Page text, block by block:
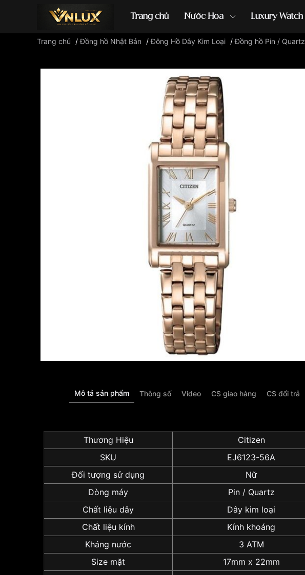
Trang chủ Nước Hoa Luxury Watch
Đồng hồ casio đồng hồ G-Shock đồng hồ
Trang chủ /Đồng hồ Nhật Bản /Đông Hồ Dây Kim Loại /Đồng hồ Pin / Quartz
Mô tả sản phẩm Thông số Video CS giao hàng CS đổi trả
Thương Hiệu
Citizen
SKU
EJ6123-56A
Đối tượng sử dụng
Nữ
Dòng máy
Pin / Quartz
Chất liệu dây
Dây kim loại
Chất liệu kính
Kính khoáng
Kháng nước
3 ATM
Size mặt
17mm x 22mm